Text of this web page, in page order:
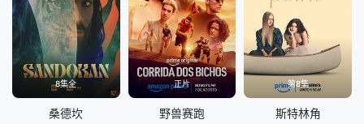
8集全
桑德坎
正片
野兽赛跑
第8集
斯特林角